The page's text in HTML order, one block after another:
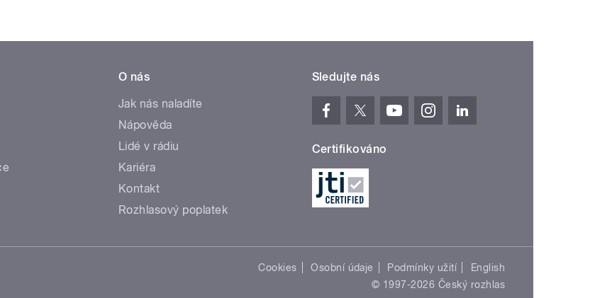
O nás
Jak nás naladíte
Nápověda
Lidé v rádiu
Kariéra
Kontakt
Rozhlasový poplatek
Sledujte nás
Certifikováno
Cookies Osobní údaje Podmínky užití
English
© 1997-2026 Český rozhlas